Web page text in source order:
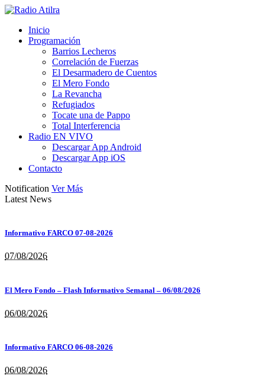
Inicio
Programación
Barrios Lecheros
Correlación de Fuerzas
El Desarmadero de Cuentos
El Mero Fondo
La Revancha
Refugiados
Tocate una de Pappo
Total Interferencia
Radio EN VIVO
Descargar App Android
Descargar App iOS
Contacto
Notification Ver Más
Latest News
Informativo FARCO 07-08-2026
07/08/2026
El Mero Fondo – Flash Informativo Semanal – 06/08/2026
06/08/2026
Informativo FARCO 06-08-2026
06/08/2026